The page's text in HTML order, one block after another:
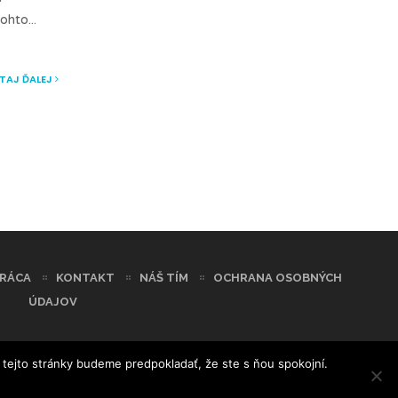
...
ĎALEJ
KONTAKT NÁŠ TÍM
OCHRANA OSOBNÝCH
ÚDAJOV
stránky budeme predpokladať, že ste s ňou spokojní.